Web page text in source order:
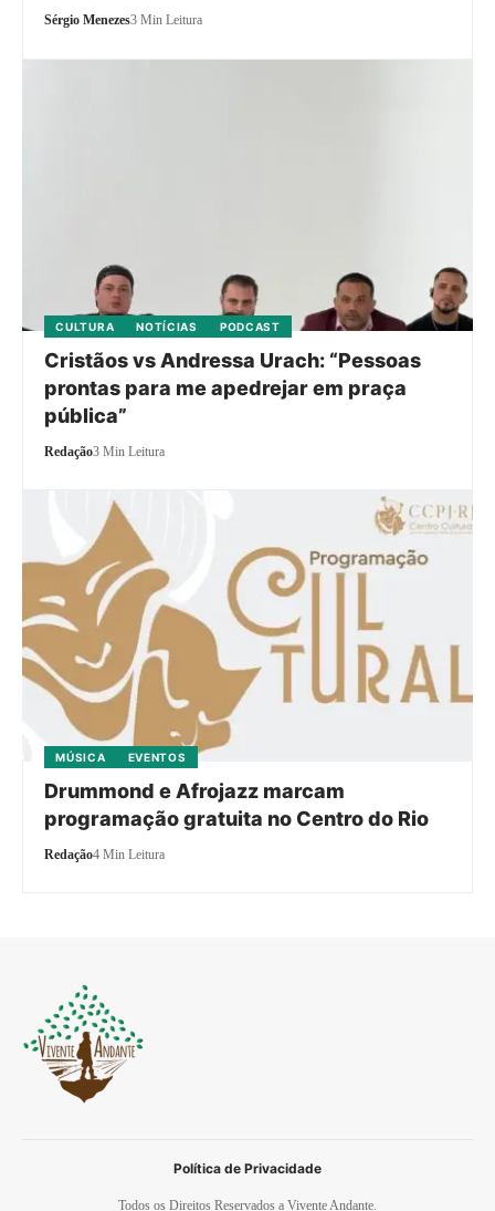
Sérgio Menezes3 Min Leitura
CULTURA NOTÍCIAS PODCAST
Cristãos vs Andressa Urach: “Pessoas
prontas para me apedrejar em praça
pública”
Redação3 Min Leitura
MÚSICA EVENTOS
Drummond e Afrojazz marcam
programação gratuita no Centro do Rio
Redação4 Min Leitura
Todos os Direitos Reservados a Vivente Andante.
Política de Privacidade